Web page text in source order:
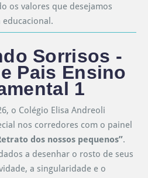
os valores que desejamos
Sorrisos -
Pais Ensino
1
o Colégio Elisa Andreoli
nos corredores com o painel
dos nossos pequenos”.
a desenhar o rosto de seus
a singularidade e o